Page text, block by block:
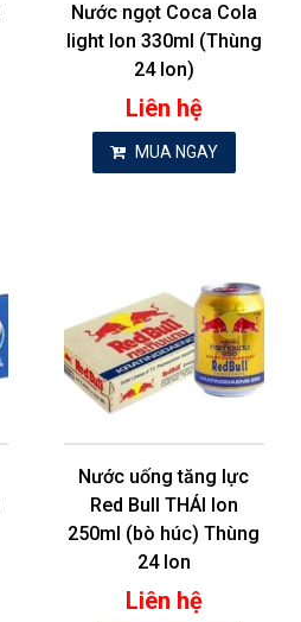
Nước ngọt Coca Cola
light lon 330ml (Thùng
24 lon)
Liên hệ
MUA NGAY
Nước uống tăng lực
Red Bull THÁI lon
250ml (bò húc) Thùng
24 lon
Liên hệ